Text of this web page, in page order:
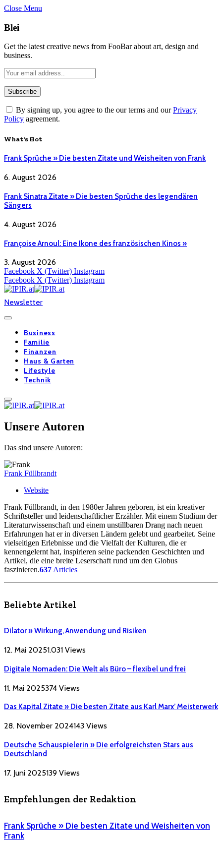
Close Menu
Blei
Get the latest creative news from FooBar about art, design and
business.
By signing up, you agree to the our terms and ourPrivacy
Policy agreement.
What's Hot
Frank Sprüche » Die besten Zitate und Weisheiten von Frank
6. August 2026
Frank Sinatra Zitate » Die besten Sprüche des legendären
Sängers
4. August 2026
Françoise Arnoul: Eine Ikone des französischen Kinos »
3. August 2026
Facebook X (Twitter) Instagram
Facebook X (Twitter) Instagram
Newsletter
Business
Familie
Finanzen
Haus & Garten
Lifestyle
Technik
Unsere Autoren
Das sind unsere Autoren:
Frank Füllbrandt
Website
Frank Füllbrandt, in den 1980er Jahren geboren, ist ein kreativer
Schriftsteller und leidenschaftlicher Erzähler. Mit einem Studium der
Literaturwissenschaft und einem unstillbaren Drang nach neuen
Erfahrungen hat er in diversen Ländern gelebt und gearbeitet. Seine
vielseitigen Erlebnisse und die Vielfalt der Kulturen, die er
kennengelernt hat, inspirieren seine packenden Geschichten und
Artikel, die eine breite Leserschaft rund um den Globus
faszinieren.637 Articles
Beliebte Artikel
Dilator » Wirkung, Anwendung und Risiken
12. Mai 20251.031 Views
Digitale Nomaden: Die Welt als Büro – flexibel und frei
11. Mai 2025374 Views
Das Kapital Zitate » Die besten Zitate aus Karl Marx’ Meisterwerk
28. November 2024143 Views
Deutsche Schauspielerin » Die erfolgreichsten Stars aus
Deutschland
17. Juni 2025139 Views
Empfehlungen der Redaktion
Frank Sprüche » Die besten Zitate und Weisheiten von
Frank